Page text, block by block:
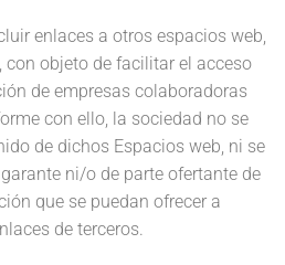
enlaces a otros espacios web,
con objeto de facilitar el acceso
de empresas colaboradoras
con ello, la sociedad no se
de dichos Espacios web, ni se
ni/o de parte ofertante de
que se puedan ofrecer a
de terceros.